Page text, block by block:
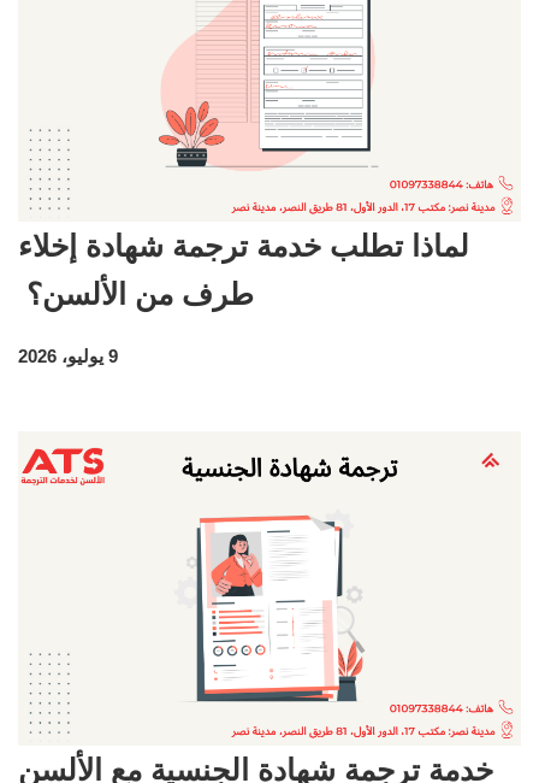
لماذا تطلب خدمة ترجمة شهادة إخلاء
طرف من الألسن؟
9 يوليو، 2026
خدمة ترجمة شهادة الجنسية مع الألسن